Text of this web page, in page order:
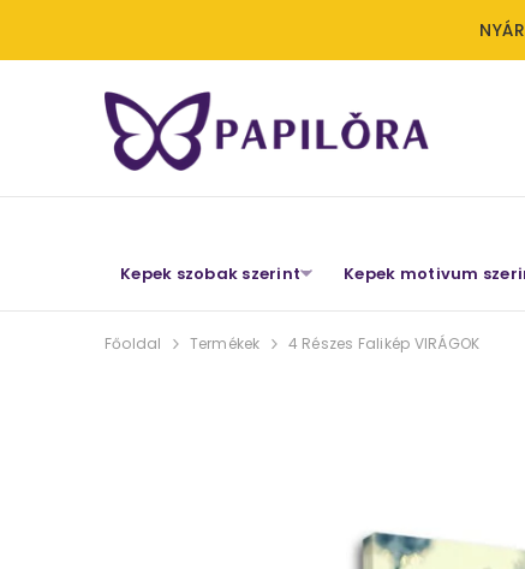
Kepek szobak szerint Kepek motivum
Főoldal Termékek 4 Részes Falikép VIRÁGOK